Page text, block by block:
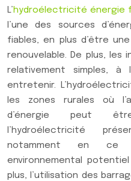
L’hydroélectricité énergie
l’une des sources
fiables, en plus d’être
renouvelable. De plus,
relativement simples,
entretenir.
les zones rurales où
d’énergie peut
l’hydroélectricité
notamment en ce
environnemental
plus, l’utilisation des